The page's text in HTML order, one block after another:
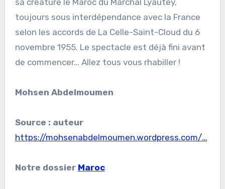
toujours sous interdépendance avec la France
selon les accords de La Celle-Saint-Cloud du 6
novembre 1955. Le spectacle est déjà fini avant
de commencer… Allez tous vous rhabiller !
Mohsen Abdelmoumen
Source : auteur
https://mohsenabdelmoumen.wordpress.com/…
Notre dossier Maroc